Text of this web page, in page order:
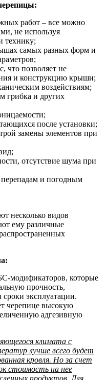
работ – все можно
не используя
технику;
самых разных форм и
что позволяет не
и конструкцию крыши;
воздействиям;
грибка и других
после установки;
замены элементов при
отсутствие шума при
перепадам и погодным
несколько видов
ему различные
модификаторов, которые
прочность,
сроки эксплуатации.
черепице высокую
адгезивную
климата с
лучше всего будет
кровля. Но за счет
стоимость на нее
продуктов. Для